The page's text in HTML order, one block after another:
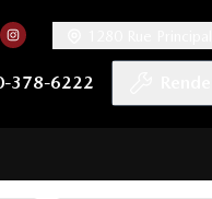
378-6222
Twitter
chaîne YouTube
notre compte Tiktok
vers notre compte
Lien vers notre compte